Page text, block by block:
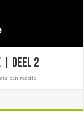
| Deel 2
een reactie